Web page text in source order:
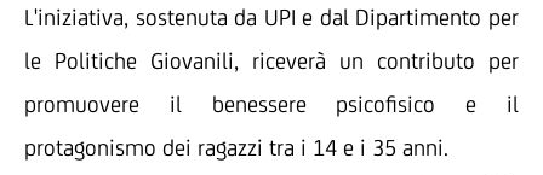
L'iniziativa, sostenuta da UPI e dal Dipartimento per
le Politiche Giovanili, riceverà un contributo per
promuovere il benessere psicofisico e il
protagonismo dei ragazzi tra i 14 e i 35 anni.